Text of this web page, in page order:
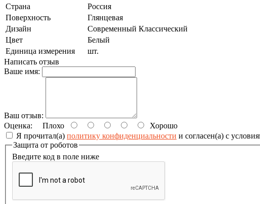
Страна
Россия
Поверхность
Глянцевая
Дизайн
Современный Классический
Цвет
Белый
Единица измерения
шт.
Написать отзыв
Ваше имя:
Ваш отзыв:
Оценка: Плохо
Хорошо
Я прочитал(а) политику конфиденциальности и согласен(а) с
Защита от роботов
Введите код в поле ниже